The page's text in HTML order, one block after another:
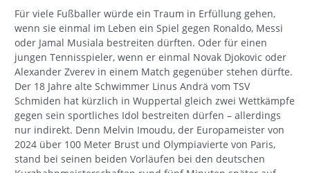
Für viele Fußballer würde ein Traum in Erfüllung gehen,
wenn sie einmal im Leben ein Spiel gegen Ronaldo, Messi
oder Jamal Musiala bestreiten dürften. Oder für einen
jungen Tennisspieler, wenn er einmal Novak Djokovic oder
Alexander Zverev in einem Match gegenüber stehen dürfte.
Der 18 Jahre alte Schwimmer Linus Andrä vom TSV
Schmiden hat kürzlich in Wuppertal gleich zwei Wettkämpfe
gegen sein sportliches Idol bestreiten dürfen – allerdings
nur indirekt. Denn Melvin Imoudu, der Europameister von
2024 über 100 Meter Brust und Olympiavierte von Paris,
stand bei seinen beiden Vorläufen bei den deutschen